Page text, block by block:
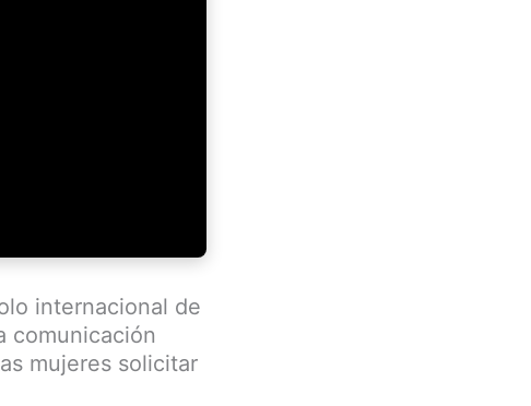
internacional de
comunicación
mujeres solicitar